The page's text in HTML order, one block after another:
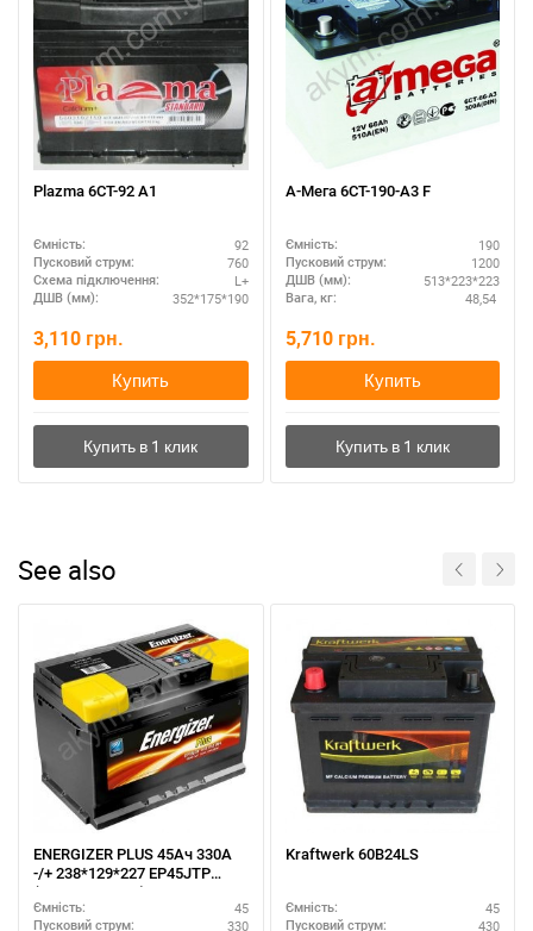
Plazma 6СТ-92 А1
Ємність: 92
Пусковий струм: 760
Схема підключення: L+
ДШВ (мм): 352*175*190
3,110 грн.
Купить
А-Мега 6СТ-190-А3 F
Ємність: 190
Пусковий струм: 1200
ДШВ (мм): 513*223*223
Вага, кг: 48,54
5,710 грн.
Купить
See also
ENERGIZER PLUS 45Ач 330A
-/+ 238*129*227 EP45JTP
(тонкие клемы)
Ємність: 45
Пусковий струм: 330
Kraftwerk 60B24LS
Ємність: 45
Пусковий струм: 430